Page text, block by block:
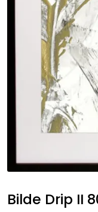
Bilde Drip II
Trykk av bilder/
SOMMEROUTLET